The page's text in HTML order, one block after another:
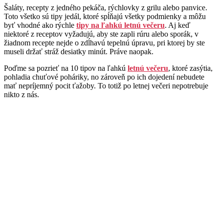
Šaláty, recepty z jedného pekáča, rýchlovky z grilu alebo panvice.
Toto všetko sú tipy jedál, ktoré spĺňajú všetky podmienky a môžu
byť vhodné ako rýchle tipy na ľahkú letnú večeru. Aj keď
niektoré z receptov vyžadujú, aby ste zapli rúru alebo sporák, v
žiadnom recepte nejde o zdĺhavú tepelnú úpravu, pri ktorej by ste
museli držať stráž desiatky minút. Práve naopak.
Poďme sa pozrieť na 10 tipov na ľahkú letnú večeru, ktoré zasýtia,
pohladia chuťové poháriky, no zároveň po ich dojedení nebudete
mať nepríjemný pocit ťažoby. To totiž po letnej večeri nepotrebuje
nikto z nás.